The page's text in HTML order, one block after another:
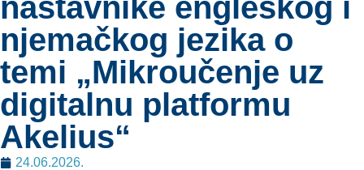
nastavnike engleskog i
njemačkog jezika o
temi „Mikroučenje uz
digitalnu platformu
Akelius“
24.06.2026.